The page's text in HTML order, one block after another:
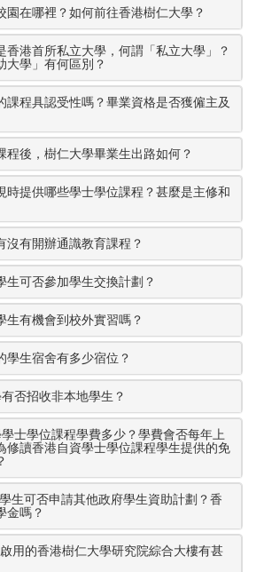
園在哪裡？如何前往香港樹仁大學？
香港首所私立大學，何謂「私立大學」？
大學」有何區別？
課程具認受性嗎？畢業資格是否獲僱主及
程後，樹仁大學畢業生出路如何？
時提供哪些學士學位課程？甚麼是主修和
沒有開辦通識教育課程？
生可否參加學生交換計劃？
生有機會到校外實習嗎？
學生宿舍有多少宿位？
否招收非本地學生？
士學位課程學費多少？學費會否每年上
修讀香港自資學士學位課程學生提供的免
生可否申請其他政府學生資助計劃？香
金嗎？
用的香港樹仁大學研究院綜合大樓有甚